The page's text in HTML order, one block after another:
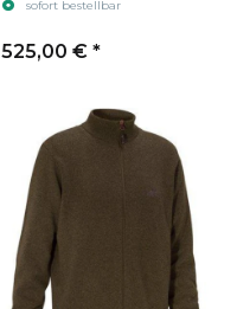
sofort bestellbar
525,00 € *